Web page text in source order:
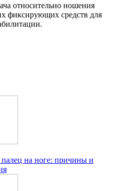
относительно ношения
фиксирующих средств для
на ноге: причины и